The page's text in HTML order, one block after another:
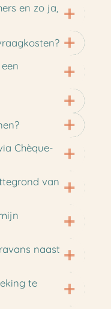
en zo ja,
Chèque-
van
naast
te